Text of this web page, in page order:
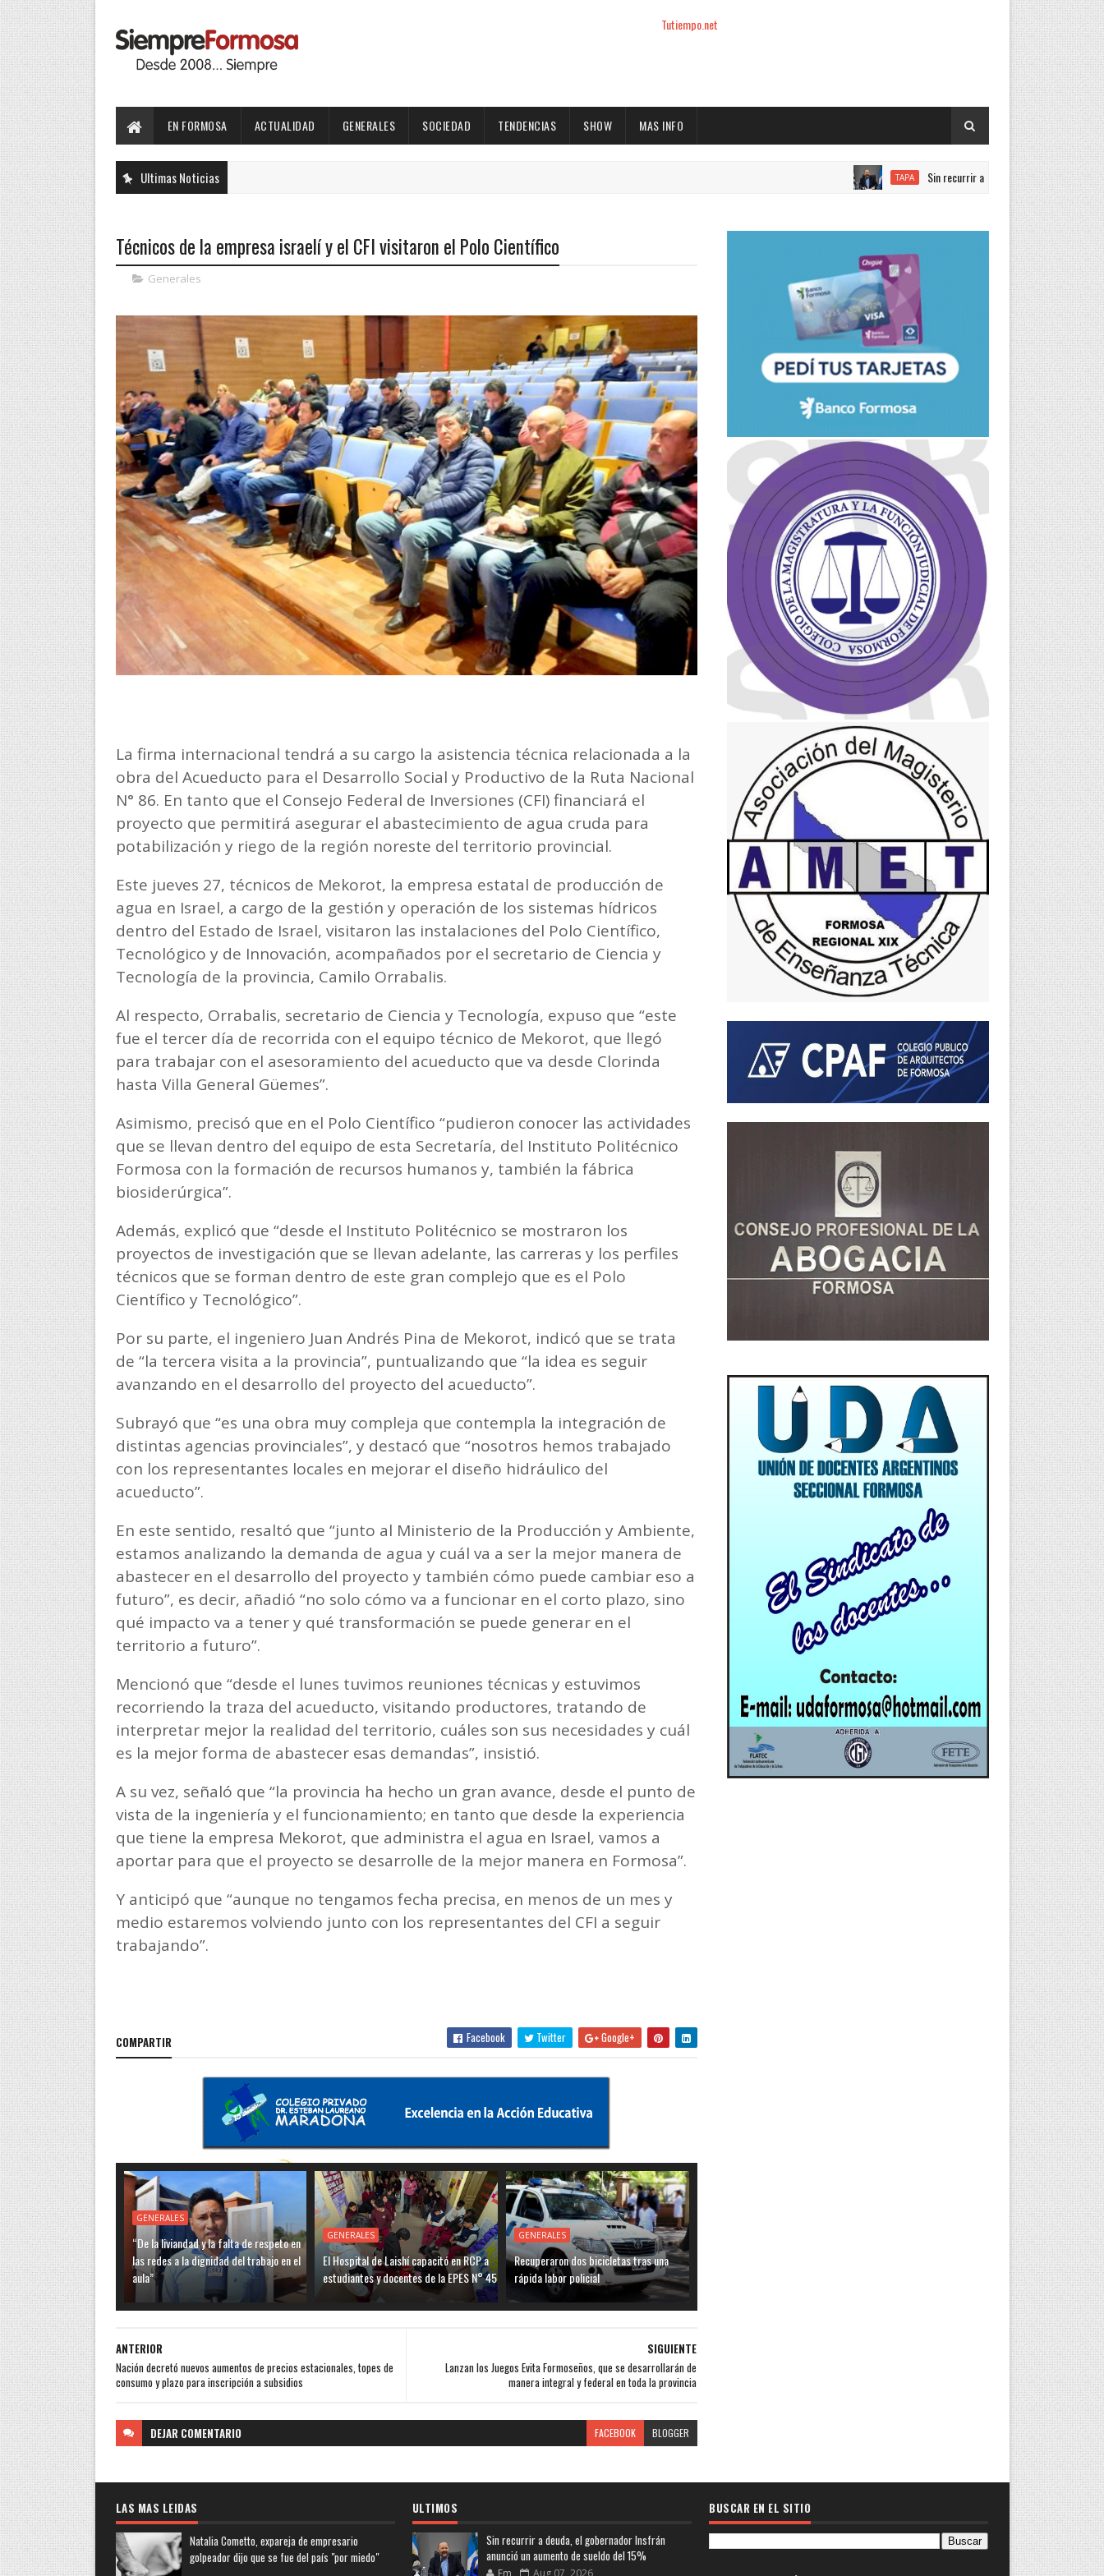
Tutiempo.net
EN FORMOSA ACTUALIDAD GENERALES SOCIEDAD TENDENCIAS SHOW MAS INFO
Ultimas Noticias TAPA Sin recurrir a deuda, el gobernador Insfrán anunció
Técnicos de la empresa israelí y el CFI visitaron el Polo Científico
Generales
La firma internacional tendrá a su cargo la asistencia técnica relacionada a la
obra del Acueducto para el Desarrollo Social y Productivo de la Ruta Nacional
N° 86. En tanto que el Consejo Federal de Inversiones (CFI) financiará el
proyecto que permitirá asegurar el abastecimiento de agua cruda para
potabilización y riego de la región noreste del territorio provincial.
Este jueves 27, técnicos de Mekorot, la empresa estatal de producción de
agua en Israel, a cargo de la gestión y operación de los sistemas hídricos
dentro del Estado de Israel, visitaron las instalaciones del Polo Científico,
Tecnológico y de Innovación, acompañados por el secretario de Ciencia y
Tecnología de la provincia, Camilo Orrabalis.
Al respecto, Orrabalis, secretario de Ciencia y Tecnología, expuso que “este
fue el tercer día de recorrida con el equipo técnico de Mekorot, que llegó
para trabajar con el asesoramiento del acueducto que va desde Clorinda
hasta Villa General Güemes”.
Asimismo, precisó que en el Polo Científico “pudieron conocer las actividades
que se llevan dentro del equipo de esta Secretaría, del Instituto Politécnico
Formosa con la formación de recursos humanos y, también la fábrica
biosiderúrgica”.
Además, explicó que “desde el Instituto Politécnico se mostraron los
proyectos de investigación que se llevan adelante, las carreras y los perfiles
técnicos que se forman dentro de este gran complejo que es el Polo
Científico y Tecnológico”.
Por su parte, el ingeniero Juan Andrés Pina de Mekorot, indicó que se trata
de “la tercera visita a la provincia”, puntualizando que “la idea es seguir
avanzando en el desarrollo del proyecto del acueducto”.
Subrayó que “es una obra muy compleja que contempla la integración de
distintas agencias provinciales”, y destacó que “nosotros hemos trabajado
con los representantes locales en mejorar el diseño hidráulico del
acueducto”.
En este sentido, resaltó que “junto al Ministerio de la Producción y Ambiente,
estamos analizando la demanda de agua y cuál va a ser la mejor manera de
abastecer en el desarrollo del proyecto y también cómo puede cambiar eso a
futuro”, es decir, añadió “no solo cómo va a funcionar en el corto plazo, sino
qué impacto va a tener y qué transformación se puede generar en el
territorio a futuro”.
Mencionó que “desde el lunes tuvimos reuniones técnicas y estuvimos
recorriendo la traza del acueducto, visitando productores, tratando de
interpretar mejor la realidad del territorio, cuáles son sus necesidades y cuál
es la mejor forma de abastecer esas demandas”, insistió.
A su vez, señaló que “la provincia ha hecho un gran avance, desde el punto de
vista de la ingeniería y el funcionamiento; en tanto que desde la experiencia
que tiene la empresa Mekorot, que administra el agua en Israel, vamos a
aportar para que el proyecto se desarrolle de la mejor manera en Formosa”.
Y anticipó que “aunque no tengamos fecha precisa, en menos de un mes y
medio estaremos volviendo junto con los representantes del CFI a seguir
trabajando”.
COMPARTIR Facebook Twitter Google+
GENERALES
“De la liviandad y la falta de respeto en
las redes a la dignidad del trabajo en el
aula”
GENERALES
El Hospital de Laishí capacitó en RCP a
estudiantes y docentes de la EPES N° 45
GENERALES
Recuperaron dos bicicletas tras una
rápida labor policial
SIGUIENTE
Lanzan los Juegos Evita Formoseños, que se desarrollarán de
manera integral y federal en toda la provincia
ANTERIOR
Nación decretó nuevos aumentos de precios estacionales, topes de
consumo y plazo para inscripción a subsidios
DEJAR COMENTARIO FACEBOOK BLOGGER
LAS MAS LEIDAS
Natalia Cometto, expareja de empresario
golpeador dijo que se fue del país "por miedo"
ULTIMOS
Sin recurrir a deuda, el gobernador Insfrán
anunció un aumento de sueldo del 15%
Fm Aug 07, 2026
BUSCAR EN EL SITIO